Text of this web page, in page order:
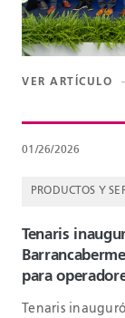
VER ARTÍCULO
01/26/2026
PRODUCTOS Y
Tenaris
para
Tenaris